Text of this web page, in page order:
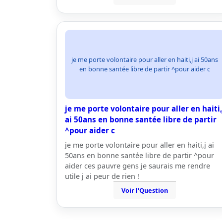
je me porte volontaire pour aller en haiti,j ai 50ans
en bonne santée libre de partir ^pour aider c
je me porte volontaire pour aller en
ai 50ans en bonne santée libre de partir
^pour aider c
je me porte volontaire pour aller en haiti,j ai
50ans en bonne santée libre de partir ^pour
aider ces pauvre gens je saurais me rendre
utile j ai peur de rien !
Voir l'Question